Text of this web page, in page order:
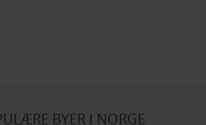
BYER I NORGE